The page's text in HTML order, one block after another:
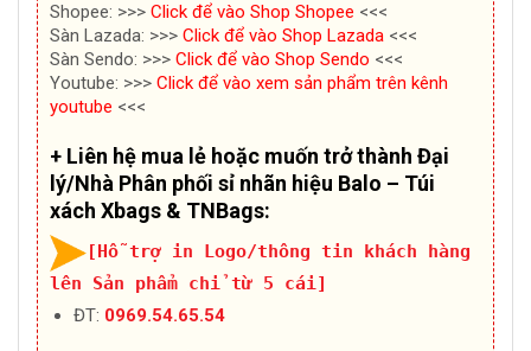
Shopee: >>> Click để vào Shop Shopee <<<
Sàn Lazada: >>> Click để vào Shop Lazada <<<
Sàn Sendo: >>> Click để vào Shop Sendo <<<
Youtube: >>> Click để vào xem sản phẩm trên kênh
youtube <<<
+ Liên hệ mua lẻ hoặc muốn trở thành Đại
lý/Nhà Phân phối sỉ nhãn hiệu Balo – Túi
xách Xbags & TNBags:
[Hỗ trợ in Logo/thông tin khách hàng
lên Sản phẩm chỉ từ 5 cái]
ĐT: 0969.54.65.54